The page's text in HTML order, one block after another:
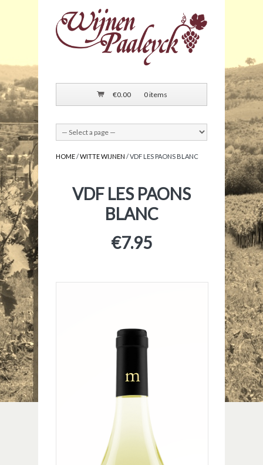
€0.00 0 items
HOME/WITTE WIJNEN / VDF LES PAONS BLANC
VDF LES PAONS
BLANC
€7.95